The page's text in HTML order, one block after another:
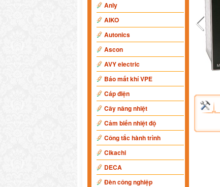
Anly
AIKO
Autonics
Ascon
AVY electric
Báo mất khí VPE
Cáp điện
Cây nâng nhiệt
Cảm biến nhiệt độ
Công tắc hành trình
Cikachi
DECA
Đèn công nghiệp